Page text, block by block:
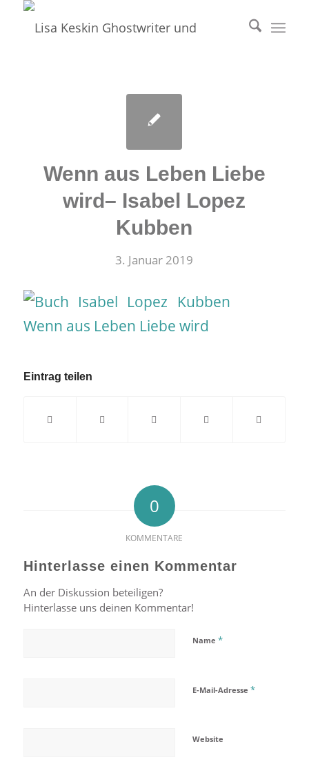
Wenn aus Leben Liebe
wird– Isabel Lopez
Kubben
3. Januar 2019
Eintrag teilen
0
KOMMENTARE
Hinterlasse einen Kommentar
An der Diskussion beteiligen?
Hinterlasse uns deinen Kommentar!
Name *
E-Mail-Adresse *
Website